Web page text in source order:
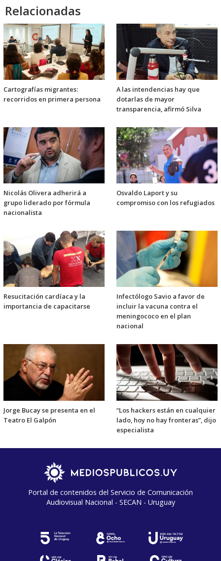
Relacionadas
Cartografías migrantes:
recorridos en primera persona
A las intendencias hay que
dotarlas de mayor
transparencia, afirmó Silva
Nicolás Olivera adherirá a
grupo liderado por fórmula
nacionalista
Osvaldo Laport y su
compromiso con los refugiados
Resucitación cardíaca y la
importancia de capacitarse
Infectólogo Savio a favor de
incluir la vacuna contra el
meningococo en el plan
nacional
Jorge Bucay se presenta en el
Teatro El Galpón
“Los hackers están en cualquier
lado, hoy no hay fronteras”, dijo
especialista
Portal de contenidos del Servicio de Comunicación
Audiovisual Nacional - SECAN - Uruguay